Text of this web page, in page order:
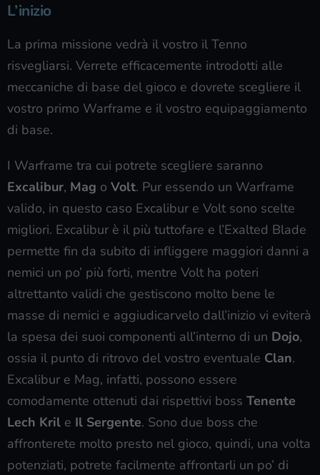
L’inizio
La prima missione vedrà il vostro il Tenno
risvegliarsi. Verrete efficacemente introdotti alle
meccaniche di base del gioco e dovrete scegliere il
vostro primo Warframe e il vostro equipaggiamento
di base.
I Warframe tra cui potrete scegliere saranno
Excalibur, Mag o Volt. Pur essendo un Warframe
valido, in questo caso Excalibur e Volt sono scelte
migliori. Excalibur è il più tuttofare e l’Exalted Blade
permette fin da subito di infliggere maggiori danni a
nemici un po’ più forti, mentre Volt ha poteri
altrettanto validi che gestiscono molto bene le
masse di nemici e aggiudicarvelo dall’inizio vi eviterà
la spesa dei suoi componenti all’interno di un Dojo,
ossia il punto di ritrovo del vostro eventuale Clan.
Excalibur e Mag, infatti, possono essere
comodamente ottenuti dai rispettivi boss Tenente
Lech Kril e Il Sergente. Sono due boss che
affronterete molto presto nel gioco, quindi, una volta
potenziati, potrete facilmente affrontarli un po’ di